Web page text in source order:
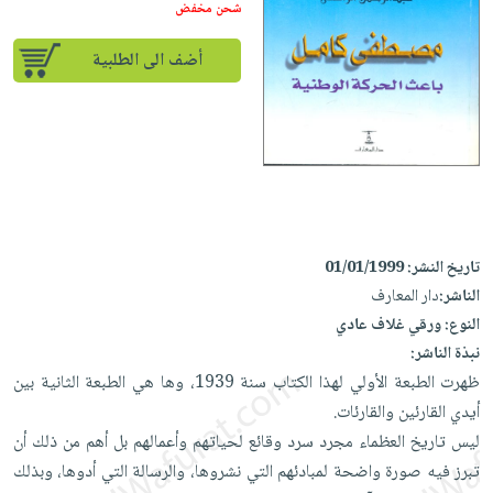
إختياراتنا
كتب
أكاديمية
iKitab
بلا
حدود
يتكرر
على
Android
تحميل
iKitab
على
Apple
أسئلة
يتكرر
طرحها
تحميل
على
masmu3
على
Apple
المواضيع
الأكثر
مبيعاً
وسائل
القراءة
جوائز
تعليمية
الصحة
والعناية
جديد
أجهزة
العناية
الشخصية
العناية
وتصفيف
الشعر
العناية
بالجسم
المطبخ
والسفرة
جديد
الكل
أواني
الطهي
أدوات
متجر
الهدايا
أقسام
شحن مخفض
أضف الى الطلبية
تاريخ النشر:01/01/1999
الناشر:دار المعارف
النوع:ورقي غلاف عادي
نبذة الناشر:
ظهرت الطبعة الأولي لهذا الكتاب سنة 1939، وها هي الطبعة الثانية بين
أيدي القارئين والقارئات.
ليس تاريخ العظماء مجرد سرد وقائع لحياتهم وأعمالهم بل أهم من ذلك أن
تبرز فيه صورة واضحة لمبادئهم التي نشروها، والرسالة التي أدوها، وبذلك